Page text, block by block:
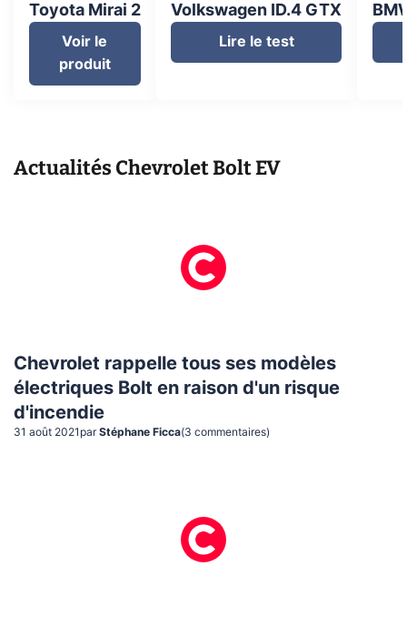
Toyota Mirai 2
Voir le
produit
Volkswagen ID.4 GTX
Lire le test
Actualités Chevrolet Bolt EV
Chevrolet rappelle tous ses modèles
électriques Bolt en raison d'un risque
d'incendie
31 août 2021 par Stéphane Ficca(3 commentaires)